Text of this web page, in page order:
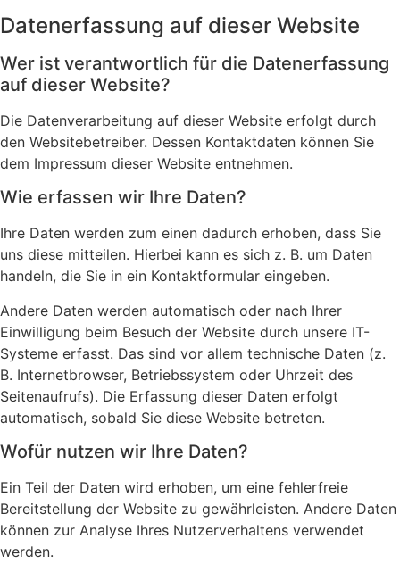
Datenerfassung auf dieser Website
Wer ist verantwortlich für die Datenerfassung
auf dieser Website?
Die Datenverarbeitung auf dieser Website erfolgt durch
den Websitebetreiber. Dessen Kontaktdaten können Sie
dem Impressum dieser Website entnehmen.
Wie erfassen wir Ihre Daten?
Ihre Daten werden zum einen dadurch erhoben, dass Sie
uns diese mitteilen. Hierbei kann es sich z. B. um Daten
handeln, die Sie in ein Kontaktformular eingeben.
Andere Daten werden automatisch oder nach Ihrer
Einwilligung beim Besuch der Website durch unsere IT-
Systeme erfasst. Das sind vor allem technische Daten (z.
B. Internetbrowser, Betriebssystem oder Uhrzeit des
Seitenaufrufs). Die Erfassung dieser Daten erfolgt
automatisch, sobald Sie diese Website betreten.
Wofür nutzen wir Ihre Daten?
Ein Teil der Daten wird erhoben, um eine fehlerfreie
Bereitstellung der Website zu gewährleisten. Andere Daten
können zur Analyse Ihres Nutzerverhaltens verwendet
werden.